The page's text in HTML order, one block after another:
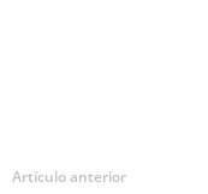
Artículo anterior